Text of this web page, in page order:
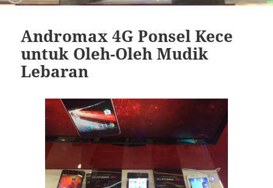
Andromax 4G Ponsel Kece
untuk Oleh-Oleh Mudik
Lebaran